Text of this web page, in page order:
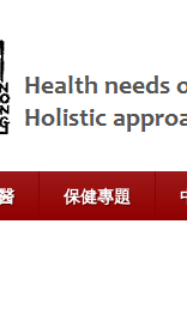
保健專題